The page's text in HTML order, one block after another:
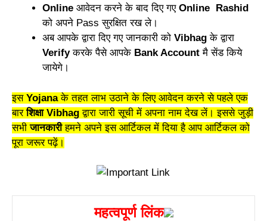
Online आवेदन करने के बाद दिए गए Online
Rashid
को अपने Pass सुरक्षित रख ले।
अब आपके द्वारा दिए गए जानकारी को Vibhag के द्वारा
Verifyकरके पैसे आपके Bank Account मै सेंड किये
जायेगे।
इस Yojanaके तहत लाभ उठाने के लिए आवेदन करने से पहले एक
बारशिक्षा Vibhag द्वारा जारी सूची में अपना नाम देख लें। इससे जुड़ी
सभीजानकारीहमने अपने इस आर्टिकल में दिया है आप आर्टिकल को
पूरा जरूर पढ़ें।
महत्वपूर्ण लिंक